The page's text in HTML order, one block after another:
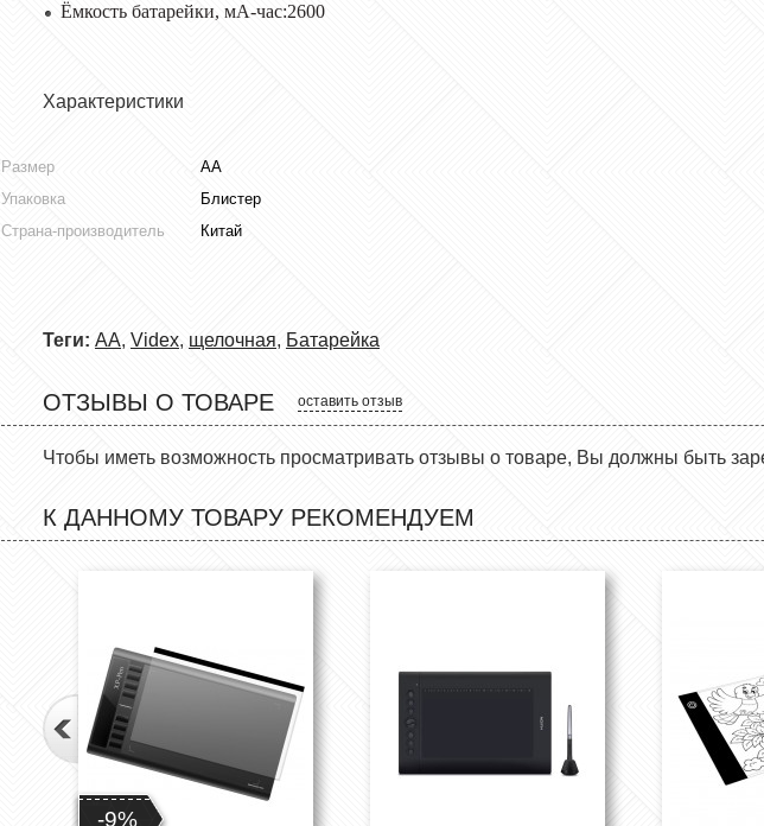
Ёмкость батарейки, мА-час:2600
Характеристики
Размер
АА
Упаковка
Блистер
Страна-производитель
Китай
Теги: AA, Videx, щелочная, Батарейка
ОТЗЫВЫ О ТОВАРЕ оставить отзыв
Чтобы иметь возможность просматривать отзывы о товаре, Вы должны быть
К ДАННОМУ ТОВАРУ РЕКОМЕНДУЕМ
-9%